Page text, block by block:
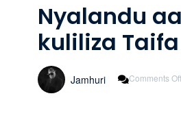
Nyalandu
kuliliza Taifa
Jamhuri Comments Off